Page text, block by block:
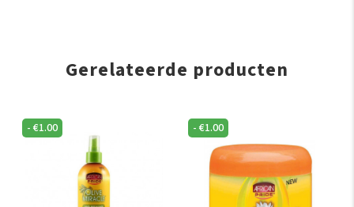
Gerelateerde producten
-€1.00 -€1.00